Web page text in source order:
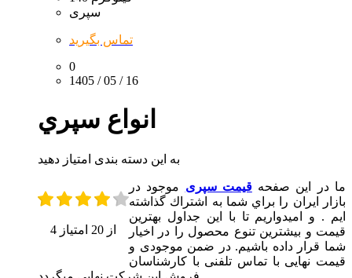
سپری
تماس بگیرید
0
1405 / 05 / 16
انواع سپري
به این دسته بندی امتیاز دهید
4 از 20 امتیاز
ما در اين صفحهقيمت سپری موجود در
بازار ايران را براي شما به اشتراك گذاشته
ايم . و اميدواريم تا با اين جداول بهترين
قيمت و بيشترين تنوع محصول را در اخيار
شما قرار داده باشيم. در ضمن موجودی و
قیمت نهایی با تماس تلفنی با کارشناسان